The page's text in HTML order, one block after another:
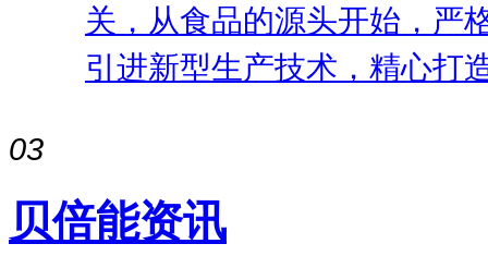
关，从食品的源头开始，严
引进新型生产技术，精心打
03
贝倍能资讯